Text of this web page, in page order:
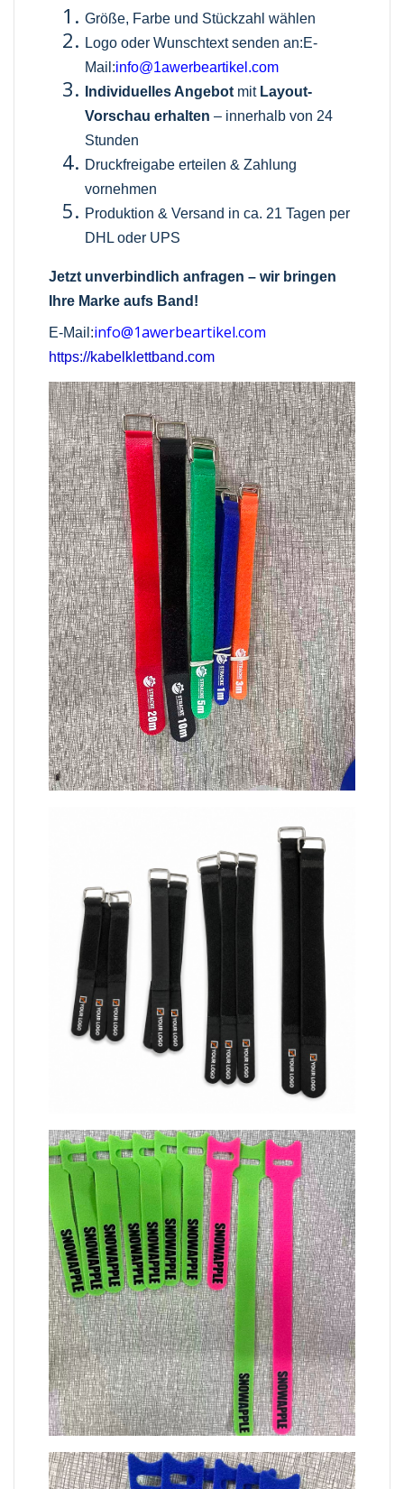
Größe, Farbe und Stückzahl wählen
Logo oder Wunschtext senden an:E-
Mail:info@1awerbeartikel.com
Individuelles Angebot mit Layout-
Vorschau erhalten – innerhalb von 24
Stunden
Druckfreigabe erteilen & Zahlung
vornehmen
Produktion & Versand in ca. 21 Tagen per
DHL oder UPS
Jetzt unverbindlich anfragen – wir bringen
Ihre Marke aufs Band!
E-Mail:info@1awerbeartikel.com
https://kabelklettband.com